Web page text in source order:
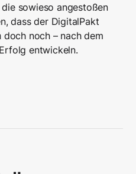
sowieso angestoßen
dass der DigitalPakt
doch noch – nach dem
entwickeln.